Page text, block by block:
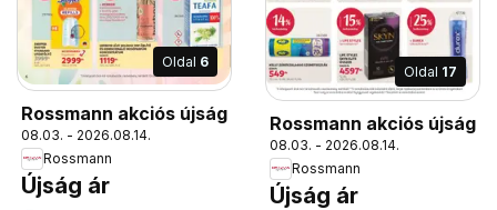
Oldal 6
Rossmann akciós újság
08.03. - 2026.08.14.
Rossmann
Újság ár
Oldal 17
Rossmann akciós újság
08.03. - 2026.08.14.
Rossmann
Újság ár